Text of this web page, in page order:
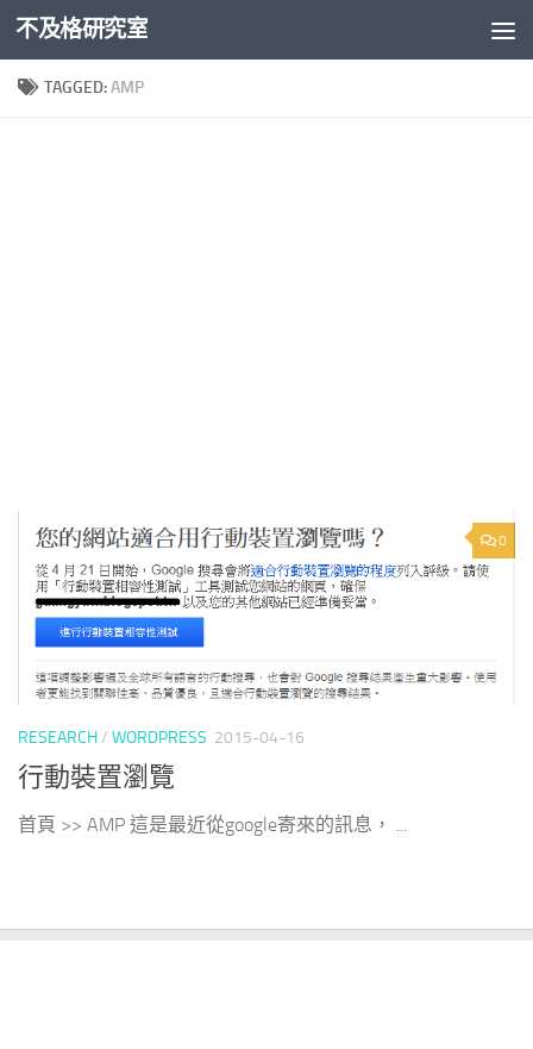
Skip to content
不及格研究室
TAGGED:AMP
0
RESEARCH/ WORDPRESS 2015-04-16
行動裝置瀏覽
首頁 >> AMP 這是最近從google寄來的訊息， ...